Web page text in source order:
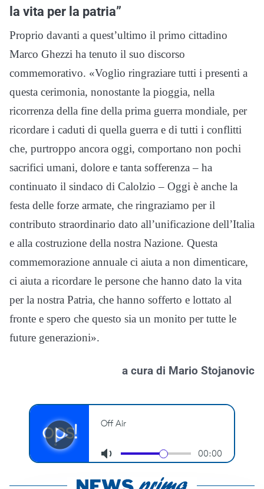
la vita per la patria”
Proprio davanti a quest’ultimo il primo cittadino
Marco Ghezzi ha tenuto il suo discorso
commemorativo. «Voglio ringraziare tutti i presenti a
questa cerimonia, nonostante la pioggia, nella
ricorrenza della fine della prima guerra mondiale, per
ricordare i caduti di quella guerra e di tutti i conflitti
che, purtroppo ancora oggi, comportano non pochi
sacrifici umani, dolore e tanta sofferenza – ha
continuato il sindaco di Calolzio – Oggi è anche la
festa delle forze armate, che ringraziamo per il
contributo straordinario dato all’unificazione dell’Italia
e alla costruzione della nostra Nazione. Questa
commemorazione annuale ci aiuta a non dimenticare,
ci aiuta a ricordare le persone che hanno dato la vita
per la nostra Patria, che hanno sofferto e lottato al
fronte e spero che questo sia un monito per tutte le
future generazioni».
a cura di Mario Stojanovic